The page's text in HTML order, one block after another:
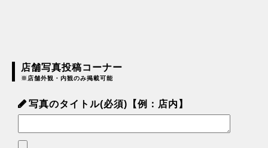
店舗写真投稿コーナー
※店舗外観・内観のみ掲載可能
写真のタイトル(必須)【例：店内】